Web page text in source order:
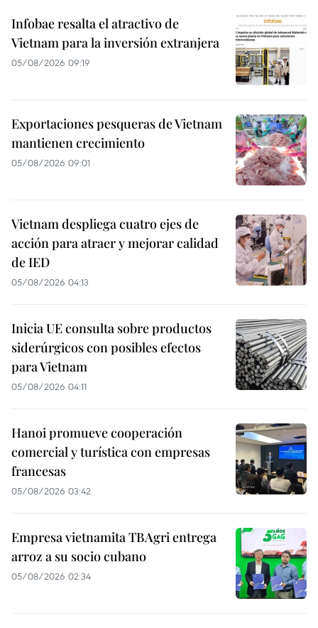
Infobae resalta el atractivo de
Vietnam para la inversión extranjera
05/08/2026 09:19
Exportaciones pesqueras de Vietnam
mantienen crecimiento
05/08/2026 09:01
Vietnam despliega cuatro ejes de
acción para atraer y mejorar calidad
de IED
05/08/2026 04:13
Inicia UE consulta sobre productos
siderúrgicos con posibles efectos
para Vietnam
05/08/2026 04:11
Hanoi promueve cooperación
comercial y turística con empresas
francesas
05/08/2026 03:42
Empresa vietnamita TBAgri entrega
arroz a su socio cubano
05/08/2026 02:34